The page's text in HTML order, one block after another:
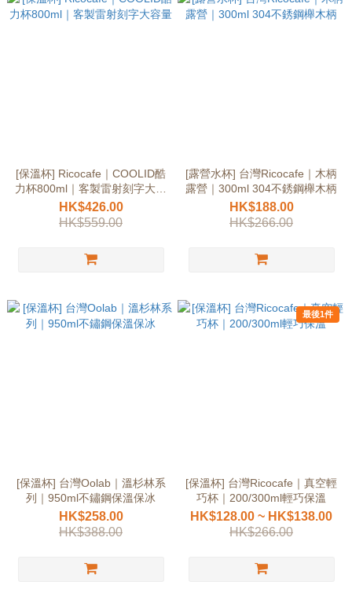
[保溫杯] Ricocafe｜COOLID酷
力杯800ml｜客製雷射刻字大容
量
HK$426.00
HK$559.00
[露營水杯] 台灣Ricocafe｜木柄
露營｜300ml 304不銹鋼櫸木柄
HK$188.00
HK$266.00
[保溫杯] 台灣Oolab｜溫杉林系
列｜950ml不鏽鋼保溫保冰
HK$258.00
HK$388.00
最後1件
[保溫杯] 台灣Ricocafe｜真空輕
巧杯｜200/300ml輕巧保溫
HK$128.00 ~ HK$138.00
HK$266.00